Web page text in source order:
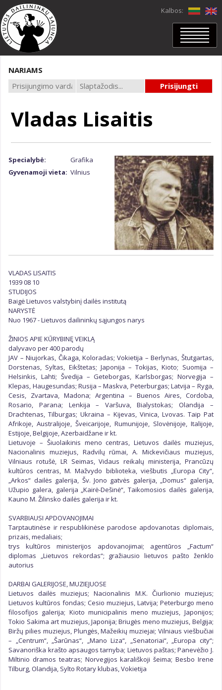
Kalbos:
PRADŽIA
Nariai
In memoriam
PROJEKTAI
PARODOS
Dailėraštis
Dailė
Archyvas
NAUJIENOS
LDS VIDEOKANALAS
KONTAKTAI
LDS skyriai
Kūrybinės grupės
Kūrybiniai padaliniai
Galerijos
NARIAMS
Vladas Lisaitis
Specialybė:
Grafika
Gyvenamoji vieta: Vilnius
VLADAS LISAITIS
1939 08 10
STUDIJOS
Baigė Lietuvos valstybinį dailės institutą
NARYSTĖ
Nuo 1967 - Lietuvos dailininkų sąjungos narys
ŽINIOS APIE KŪRYBINĘ VEIKLĄ
dalyvavo per 400 parodų
JAV – Niujorkas, Čikaga, Koloradas; Vokietija – Berlynas, Štutgartas,
Dorstenas, Syltas, Eikštetas; Japonija – Tokijas, Kioto; Suomija –
Helsinkis, Lahti; Švedija – Geteborgas, Karlsborgas; Norvegija –
Klepas, Haugesundas; Rusija – Maskva, Peterburgas; Latvija – Ryga,
Cesis, Zvartava, Madona; Argentina – Buenos Aires, Cordoba,
Rosario, Parana; Lenkija – Varšuva, Bialystokas; Olandija –
Drachtenas, Tilburgas; Ukraina – Kijevas, Vinica, Lvovas. Taip Pat
Afrikoje, Australijoje, Šveicarijoje, Rumunijoje, Slovėnijoje, Italijoje,
Estijoje, Belgijoje, Azerbaidžane ir kt.
Lietuvoje – Šiuolaikinis meno centras, Lietuvos dailės muziejus,
Nacionalinis muziejus, Radvilų rūmai, A. Mickevičiaus muziejus,
Vilniaus rotušė, LR Seimas, Vidaus reikalų ministerija, Prancūzų
kultūros centras, M. Mažvydo biblioteka, viešbutis „Europa City“,
„Arkos“ dailės galerija, Šv. Jono gatvės galerija, „Domus“ galerija,
Užupio galera, galerija „Kairė-Dešinė“, Taikomosios dailės galerija,
Kauno M. Žilinsko dailės galerija ir kt.
SVARBIAUSI APDOVANOJIMAI
Tarptautinėse ir respublikinėse parodose apdovanotas diplomais,
prizais, medaliais;
trys kultūros ministerijos apdovanojimai; agentūros „Factum“
diplomas „Lietuvos rekordas“; gražiausio lietuvos pašto ženklo
autorius
DARBAI GALERIJOSE, MUZIEJUOSE
Lietuvos dailės muziejus; Nacionalinis M.K. Čiurlionio muziejus;
Lietuvos kultūros fondas; Cesio muziejus, Latvija; Peterburgo meno
filosofijos galerija; Kioto municipalinis meno muziejus, Japonijos;
Tokio Sakima art muziejus, Japonija; Briugės meno muziejus, Belgija;
Biržų pilies muziejus, Plungės, Mažeikių muziejai; Vilniaus viešbučiai
– „Centrum“, „Šarūnas“, „Mano Liza“, „Senatoriai“, „Europa city“;
Savanoriška krašto apsaugos tarnyba; Lietuvos paštas; Panevėžio J.
Miltinio dramos teatras; Norvegijos karališkoji šeima; Besbo Irene
Tilburg, Olandija, Sylto Rotary klubas, Vokietija